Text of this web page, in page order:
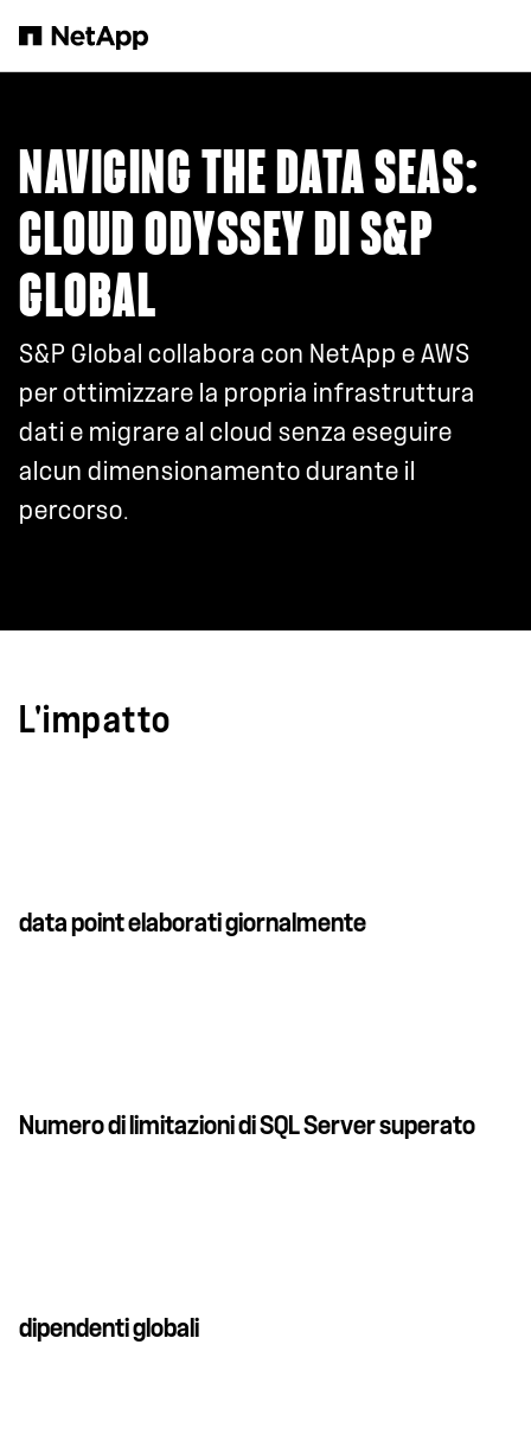
NAVIGING THE DATA SEAS:
CLOUD ODYSSEY DI S&P
GLOBAL
S&P Global collabora con NetApp e AWS
per ottimizzare la propria infrastruttura
dati e migrare al cloud senza eseguire
alcun dimensionamento durante il
percorso.
L'impatto
data point elaborati giornalmente
Numero di limitazioni di SQL Server superato
dipendenti globali